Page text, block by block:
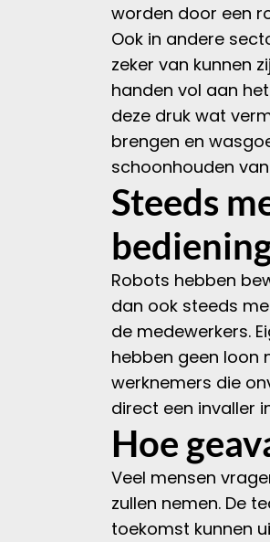
worden door een
Ook in andere
zeker van kunnen
handen vol aan
deze druk wat
brengen en
schoonhouden
Steeds
Robots hebben
dan ook steeds
de medewerkers.
hebben geen loon
werknemers die
direct een invaller
Hoe
Veel mensen
zullen nemen. De
toekomst kunnen